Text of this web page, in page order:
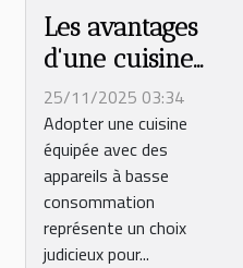
Les avantages
d'une cuisine
avec des
équipements à
basse
consommation
25/11/2025 03:34
Adopter une cuisine
équipée avec des
appareils à basse
consommation
représente un choix
judicieux pour...